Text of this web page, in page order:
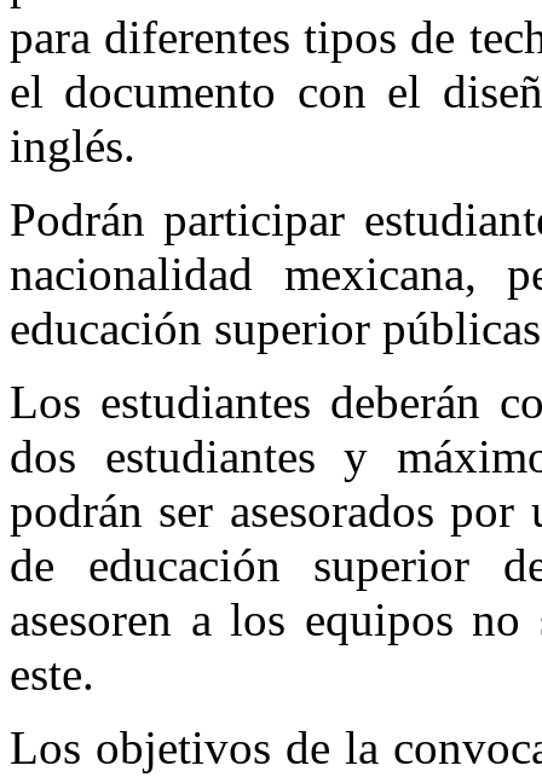
para diferentes tipos de
el documento con el
inglés.
Podrán participar
nacionalidad mexicana,
educación superior
Los estudiantes deberán
dos estudiantes y
podrán ser asesorados
de educación superior
asesoren a los equipos no
este.
Los objetivos de la